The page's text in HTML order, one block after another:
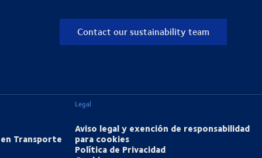
Contact our sustainability team
Transporte
Legal
Aviso legal y exención de responsabilidad
para cookies
Política de Privacidad